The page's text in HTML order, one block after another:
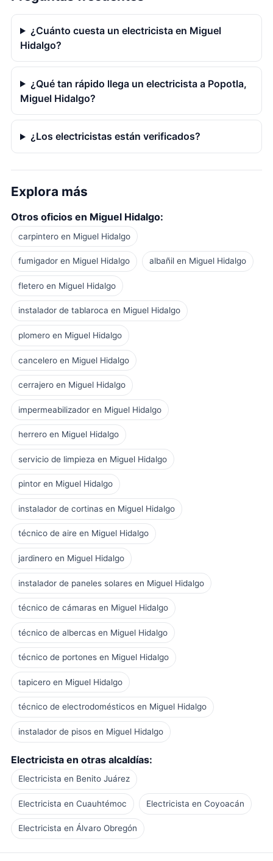
¿Cuánto cuesta un electricista en Miguel
Hidalgo?
¿Qué tan rápido llega un electricista a Popotla,
Miguel Hidalgo?
¿Los electricistas están verificados?
Explora más
Otros oficios en Miguel Hidalgo:
carpintero en Miguel Hidalgo
fumigador en Miguel Hidalgo albañil en Miguel Hidalgo
fletero en Miguel Hidalgo
instalador de tablaroca en Miguel Hidalgo
plomero en Miguel Hidalgo
cancelero en Miguel Hidalgo
cerrajero en Miguel Hidalgo
impermeabilizador en Miguel Hidalgo
herrero en Miguel Hidalgo
servicio de limpieza en Miguel Hidalgo
pintor en Miguel Hidalgo
instalador de cortinas en Miguel Hidalgo
técnico de aire en Miguel Hidalgo
jardinero en Miguel Hidalgo
instalador de paneles solares en Miguel Hidalgo
técnico de cámaras en Miguel Hidalgo
técnico de albercas en Miguel Hidalgo
técnico de portones en Miguel Hidalgo
tapicero en Miguel Hidalgo
técnico de electrodomésticos en Miguel Hidalgo
instalador de pisos en Miguel Hidalgo
Electricista en otras alcaldías:
Electricista en Benito Juárez
Electricista en Cuauhtémoc Electricista en Coyoacán
Electricista en Álvaro Obregón